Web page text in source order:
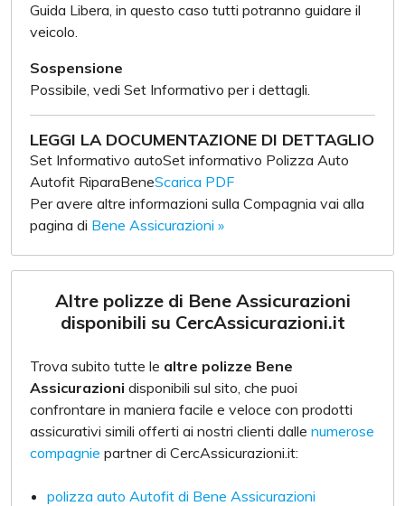
Guida Libera, in questo caso tutti potranno guidare il
veicolo.
Sospensione
Possibile, vedi Set Informativo per i dettagli.
LEGGI LA DOCUMENTAZIONE DI DETTAGLIO
Set Informativo autoSet informativo Polizza Auto
Autofit RiparaBeneScarica PDF
Per avere altre informazioni sulla Compagnia vai alla
pagina di Bene Assicurazioni »
Altre polizze di Bene Assicurazioni
disponibili su CercAssicurazioni.it
Trova subito tutte le altre polizze Bene
Assicurazioni disponibili sul sito, che puoi
confrontare in maniera facile e veloce con prodotti
assicurativi simili offerti ai nostri clienti dalle numerose
compagnie partner di CercAssicurazioni.it:
polizza auto Autofit di Bene Assicurazioni